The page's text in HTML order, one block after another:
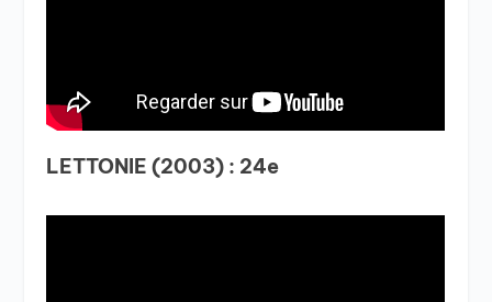
LETTONIE (2003) : 24e